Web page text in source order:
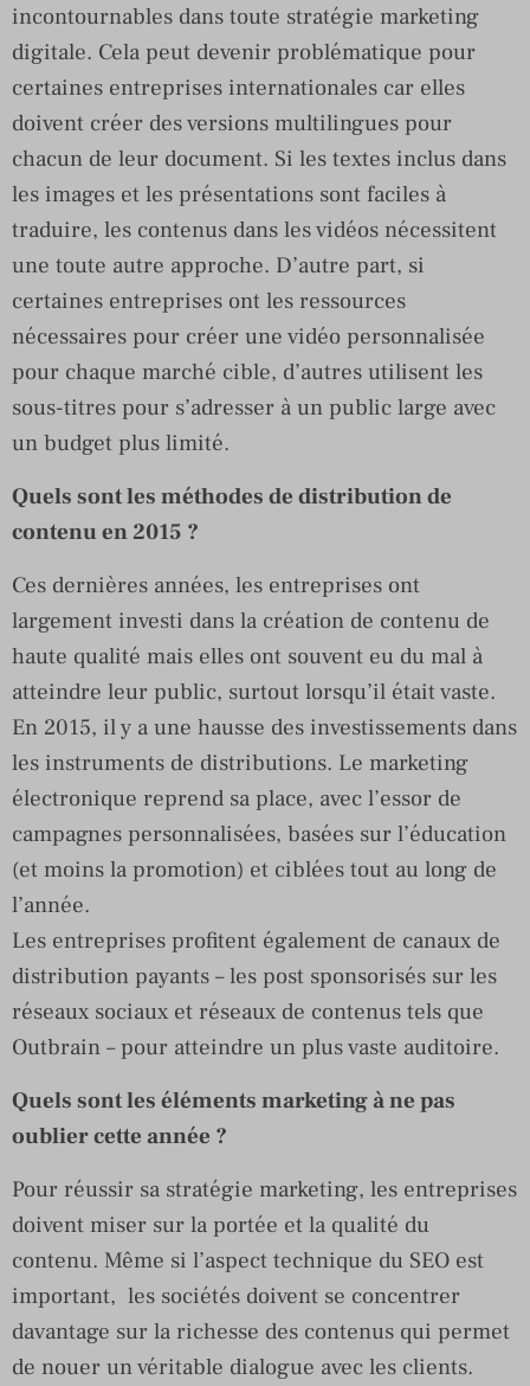
incontournables dans toute stratégie marketing
digitale. Cela peut devenir problématique pour
certaines entreprises internationales car elles
doivent créer des versions multilingues pour
chacun de leur document. Si les textes inclus dans
les images et les présentations sont faciles à
traduire, les contenus dans les vidéos nécessitent
une toute autre approche. D’autre part, si
certaines entreprises ont les ressources
nécessaires pour créer une vidéo personnalisée
pour chaque marché cible, d’autres utilisent les
sous-titres pour s’adresser à un public large avec
un budget plus limité.
Quels sont les méthodes de distribution de
contenu en 2015 ?
Ces dernières années, les entreprises ont
largement investi dans la création de contenu de
haute qualité mais elles ont souvent eu du mal à
atteindre leur public, surtout lorsqu’il était vaste.
En 2015, il y a une hausse des investissements dans
les instruments de distributions. Le marketing
électronique reprend sa place, avec l’essor de
campagnes personnalisées, basées sur l’éducation
(et moins la promotion) et ciblées tout au long de
l’année.
Les entreprises profitent également de canaux de
distribution payants – les post sponsorisés sur les
réseaux sociaux et réseaux de contenus tels que
Outbrain – pour atteindre un plus vaste auditoire.
Quels sont les éléments marketing à ne pas
oublier cette année ?
Pour réussir sa stratégie marketing, les entreprises
doivent miser sur la portée et la qualité du
contenu. Même si l’aspect technique du SEO est
important, les sociétés doivent se concentrer
davantage sur la richesse des contenus qui permet
de nouer un véritable dialogue avec les clients.